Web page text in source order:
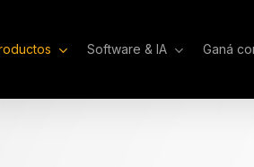
Software & IA Ganá